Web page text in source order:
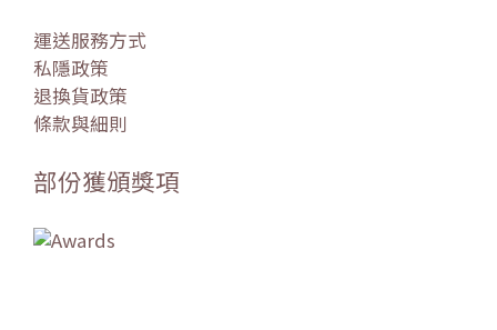
運送服務方式
私隱政策
退換貨政策
條款與細則
部份獲頒獎項